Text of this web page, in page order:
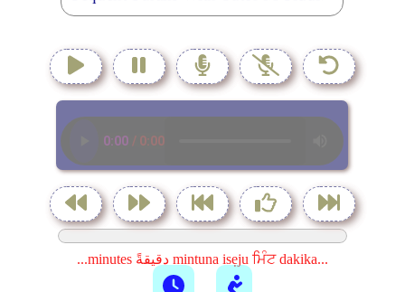
...minutes دقيقةً mintuna isẹju ਮਿੰਟ dakika...